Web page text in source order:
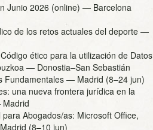
Junio 2026 (online) — Barcelona
de los retos actuales del deporte —
ético para la utilización de Datos
— Donostia–San Sebastián
Fundamentales— Madrid (8–24 jun)
una nueva frontera jurídica en la
Abogados/as: Microsoft Office,
(8–10 jun)